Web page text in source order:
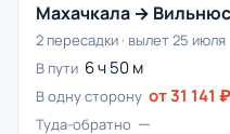
Махачкала → Вильнюс
2 пересадки · вылет 25 июля
В пути 6 ч 50 м
В одну сторону от 31 141 ₽
Туда-обратно —